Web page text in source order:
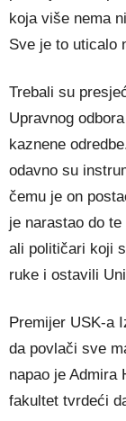
koja više nema
Sve je to uticalo
Trebali su
Upravnog
kaznene
odavno su
čemu je on
je narastao do
ali političari koji
ruke i ostavili
Premijer USK-a
da povlači sve
napao je Admira
fakultet tvrdeći